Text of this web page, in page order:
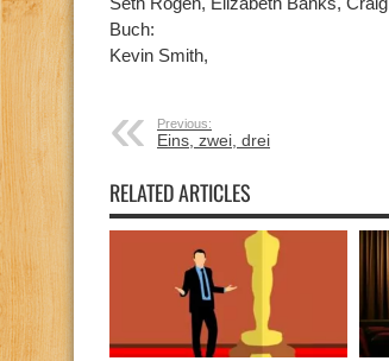
Buch:
Kevin Smith,
Previous:
Eins, zwei, drei
RELATED ARTICLES